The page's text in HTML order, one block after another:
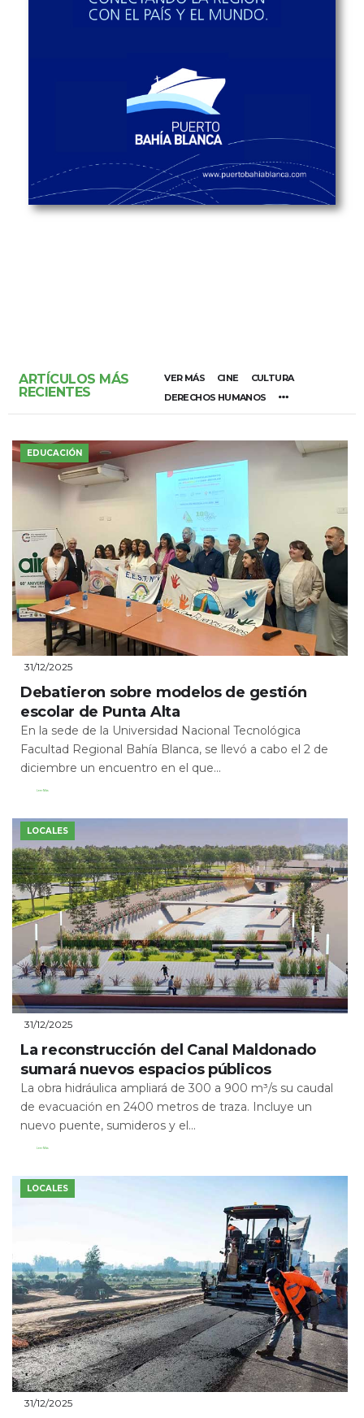
ARTÍCULOS MÁS
RECIENTES
VER MÁS CINE
CULTURA
DERECHOS HUMANOS
EDUCACIÓN
31/12/2025
Debatieron sobre modelos de gestión
escolar de Punta Alta
En la sede de la Universidad Nacional Tecnológica
Facultad Regional Bahía Blanca, se llevó a cabo el 2 de
diciembre un encuentro en el que...
Leer Más
LOCALES
31/12/2025
La reconstrucción del Canal Maldonado
sumará nuevos espacios públicos
La obra hidráulica ampliará de 300 a 900 m³/s su caudal
de evacuación en 2400 metros de traza. Incluye un
nuevo puente, sumideros y el...
Leer Más
LOCALES
31/12/2025